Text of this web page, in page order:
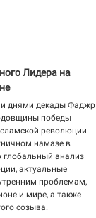
Лидера на
днями декады Фаджр
победы
революции
намазе в
глобальный анализ
актуальные
проблемам,
и мире, а также
созыва.